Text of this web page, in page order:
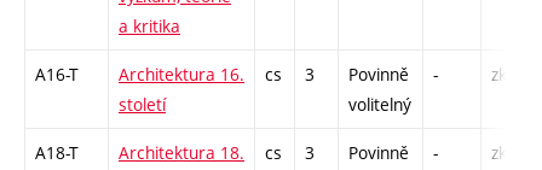
a kritika
A16-T
Architektura 16.
století
cs 3
Povinně
volitelný
- zk
A18-T
Architektura 18.
cs 3
Povinně
- zk